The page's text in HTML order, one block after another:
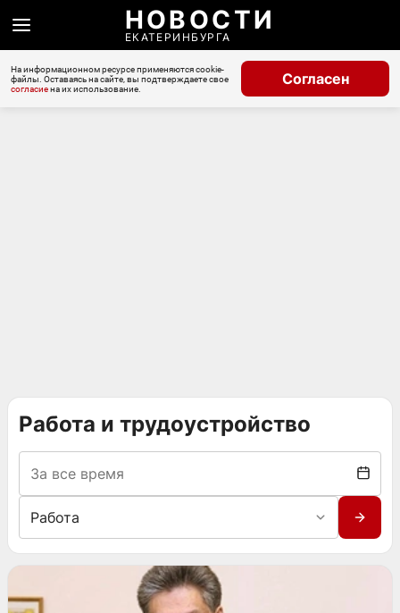
НОВОСТИ
ЕКАТЕРИНБУРГА
На информационном ресурсе применяются cookie-
файлы. Оставаясь на сайте, вы подтверждаете свое
согласиена их использование.
Согласен
Работа и трудоустройство